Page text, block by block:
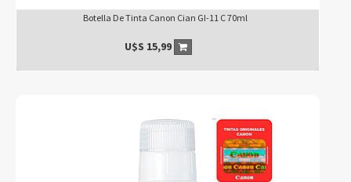
Botella De Tinta Canon Cian GI-11 C 70ml
U$S 15,99